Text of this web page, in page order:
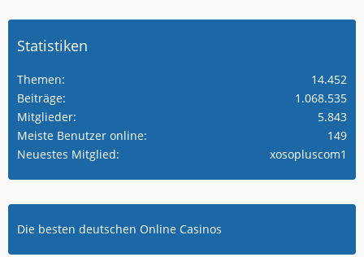
Statistiken
Themen
14.452
Beiträge
1.068.535
Mitglieder
5.843
Meiste Benutzer online
149
Neuestes Mitglied
xosopluscom1
Die besten deutschen Online Casinos